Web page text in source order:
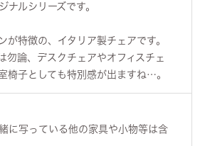
ナルシリーズです。
が特徴の、イタリア製チェアです。
勿論、デスクチェアやオフィスチェ
椅子としても特別感が出ますね…。
に写っている他の家具や小物等は含